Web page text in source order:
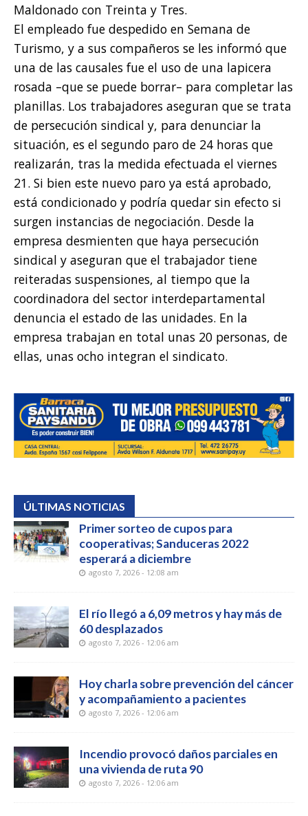
Maldonado con Treinta y Tres.
El empleado fue despedido en Semana de
Turismo, y a sus compañeros se les informó que
una de las causales fue el uso de una lapicera
rosada –que se puede borrar– para completar las
planillas. Los trabajadores aseguran que se trata
de persecución sindical y, para denunciar la
situación, es el segundo paro de 24 horas que
realizarán, tras la medida efectuada el viernes
21. Si bien este nuevo paro ya está aprobado,
está condicionado y podría quedar sin efecto si
surgen instancias de negociación. Desde la
empresa desmienten que haya persecución
sindical y aseguran que el trabajador tiene
reiteradas suspensiones, al tiempo que la
coordinadora del sector interdepartamental
denuncia el estado de las unidades. En la
empresa trabajan en total unas 20 personas, de
ellas, unas ocho integran el sindicato.
ÚLTIMAS NOTICIAS
Primer sorteo de cupos para
cooperativas; Sanduceras 2022
esperará a diciembre
agosto 7, 2026 - 12:08 am
El río llegó a 6,09 metros y hay más de
60 desplazados
agosto 7, 2026 - 12:06 am
Hoy charla sobre prevención del cáncer
y acompañamiento a pacientes
agosto 7, 2026 - 12:06 am
Incendio provocó daños parciales en
una vivienda de ruta 90
agosto 7, 2026 - 12:06 am